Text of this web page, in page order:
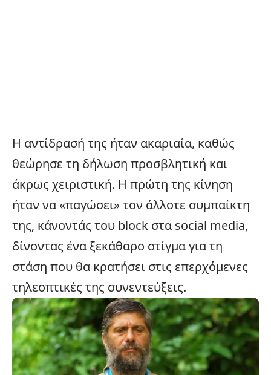
Η αντίδρασή της ήταν ακαριαία, καθώς
θεώρησε τη δήλωση προσβλητική και
άκρως χειριστική. Η πρώτη της κίνηση
ήταν να «παγώσει» τον άλλοτε συμπαίκτη
της, κάνοντάς του block στα social media,
δίνοντας ένα ξεκάθαρο στίγμα για τη
στάση που θα κρατήσει στις επερχόμενες
τηλεοπτικές της συνεντεύξεις.